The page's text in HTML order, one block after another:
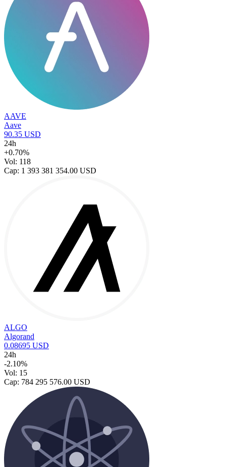
AAVE
Aave
90.35 USD
24h
+0.70%
Vol: 118
Cap: 1 393 381 354.00 USD
ALGO
Algorand
0.08695 USD
24h
-2.10%
Vol: 15
Cap: 784 295 576.00 USD